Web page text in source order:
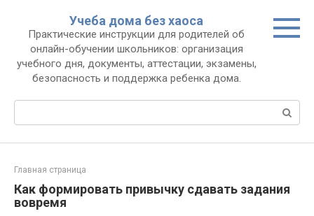
контенту
Учеба дома без хаоса
Практические инструкции для родителей об
онлайн-обучении школьников: организация
учебного дня, документы, аттестации, экзамены,
безопасность и поддержка ребенка дома.
Поиск:
Главная страница
Как формировать привычку сдавать задания
вовремя